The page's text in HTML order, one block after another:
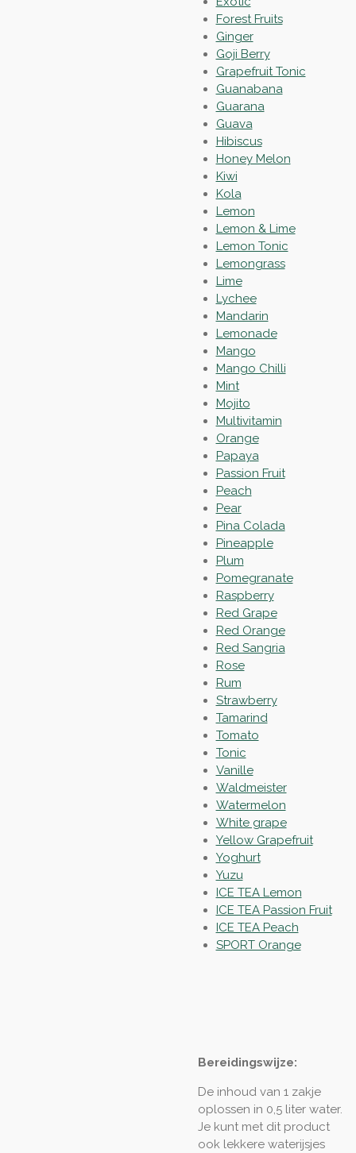
Forest Fruits
Ginger
Goji Berry
Grapefruit Tonic
Guanabana
Guarana
Guava
Hibiscus
Honey Melon
Kiwi
Kola
Lemon
Lemon & Lime
Lemon Tonic
Lemongrass
Lime
Lychee
Mandarin
Lemonade
Mango
Mango Chilli
Mint
Mojito
Multivitamin
Orange
Papaya
Passion Fruit
Peach
Pear
Pina Colada
Pineapple
Plum
Pomegranate
Raspberry
Red Grape
Red Orange
Red Sangria
Rose
Rum
Strawberry
Tamarind
Tomato
Tonic
Vanille
Waldmeister
Watermelon
White grape
Yellow Grapefruit
Yoghurt
Yuzu
ICE TEA Lemon
ICE TEA Passion Fruit
ICE TEA Peach
SPORT Orange
Bereidingswijze:
De inhoud van 1 zakje
oplossen in 0,5 liter water.
Je kunt met dit product
ook lekkere waterijsjes